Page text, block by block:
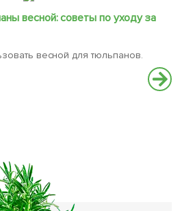
весной: советы по уходу за
весной для тюльпанов.